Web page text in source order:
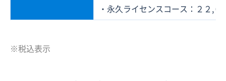
・永久ライセンスコース：２２,０
※税込表示